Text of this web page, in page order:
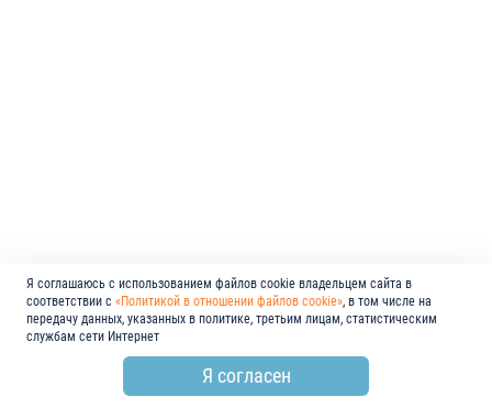
Я соглашаюсь с использованием файлов cookie владельцем сайта в
соответствии с «Политикой в отношении файлов cookie», в том числе на
передачу данных, указанных в политике, третьим лицам, статистическим
службам сети Интернет
Я согласен